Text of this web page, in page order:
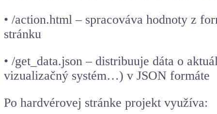
• /action.html – spracováva hodnoty z
stránku
• /get_data.json – distribuuje dáta o
vizualizačný systém…) v JSON formáte
Po hardvérovej stránke projekt využíva: